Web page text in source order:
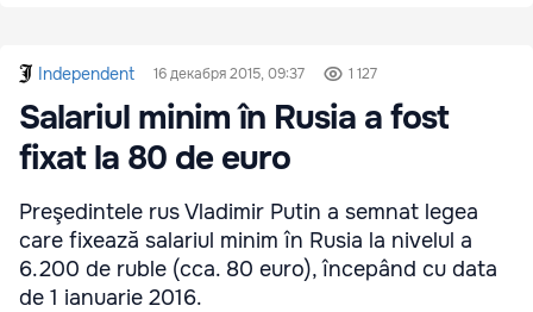
Independent 16 декабря 2015, 09:37 1 127
Salariul minim în Rusia a fost
fixat la 80 de euro
Preşedintele rus Vladimir Putin a semnat legea
care fixează salariul minim în Rusia la nivelul a
6.200 de ruble (cca. 80 euro), începând cu data
de 1 ianuarie 2016.